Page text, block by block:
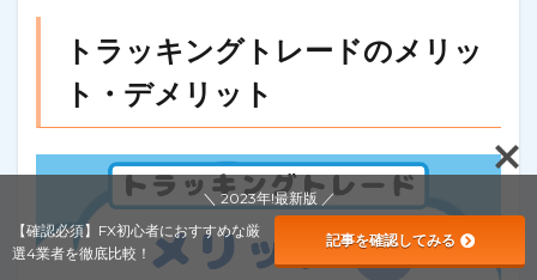
トラッキングトレードのメリッ
ト・デメリット
＼ 2023年!最新版 ／
【確認必須】FX初心者におすすめな厳
選4業者を徹底比較！
記事を確認してみる